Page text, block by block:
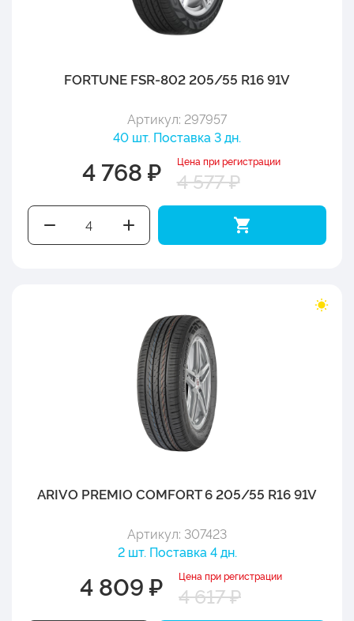
FORTUNE FSR-802 205/55 R16 91V
Артикул: 297957
40 шт. Поставка 3 дн.
4 768 ₽ Цена при регистрации
4 577 ₽
ARIVO PREMIO COMFORT 6 205/55 R16 91V
Артикул: 307423
2 шт. Поставка 4 дн.
4 809 ₽ Цена при регистрации
4 617 ₽